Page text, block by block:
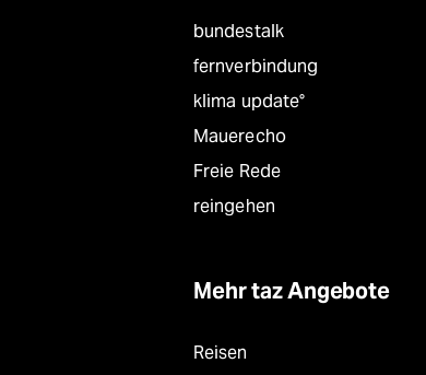
bundestalk
fernverbindung
klima update°
Mauerecho
Freie Rede
reingehen
Mehr taz Angebote
Reisen